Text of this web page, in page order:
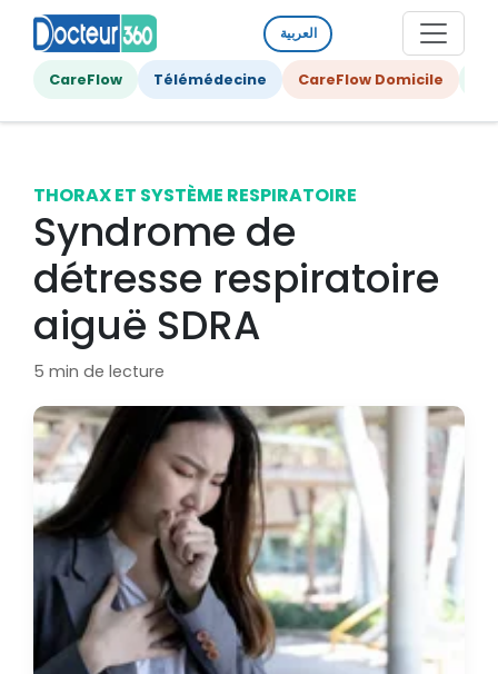
العربية
CareFlow Télémédecine CareFlow Domicile
THORAX ET SYSTÈME RESPIRATOIRE
Syndrome de
détresse respiratoire
aiguë SDRA
5 min de lecture